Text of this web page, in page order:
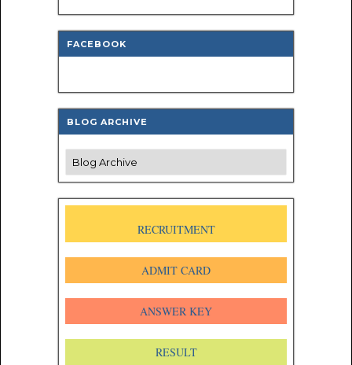
FACEBOOK
BLOG ARCHIVE
RECRUITMENT
ADMIT CARD
ANSWER KEY
RESULT